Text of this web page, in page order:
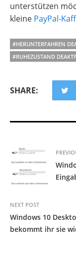
unterstützen
kleine PayPal-
#HERUNTERFAHREN
#RUHEZUSTAND
SHARE:
NEXT POST
Windows 10
bekommt ihr sie